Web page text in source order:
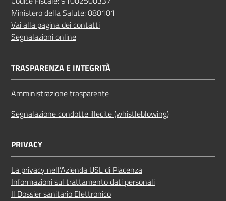
Ministero della Salute: 080101
Vai alla pagina dei contatti
Segnalazioni online
TRASPARENZA E INTEGRITÀ
Amministrazione trasparente
Segnalazione condotte illecite (whistleblowing)
PRIVACY
La privacy nell’Azienda USL di Piacenza
Informazioni sul trattamento dati personali
Il Dossier sanitario Elettronico